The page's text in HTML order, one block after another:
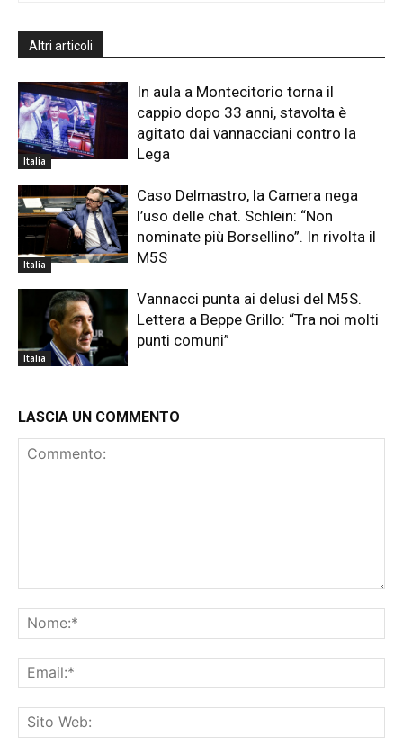
Altri articoli
Italia
In aula a Montecitorio torna il
cappio dopo 33 anni, stavolta è
agitato dai vannacciani contro la
Lega
Italia
Caso Delmastro, la Camera nega
l’uso delle chat. Schlein: “Non
nominate più Borsellino”. In rivolta il
M5S
Italia
Vannacci punta ai delusi del M5S.
Lettera a Beppe Grillo: “Tra noi molti
punti comuni”
LASCIA UN COMMENTO